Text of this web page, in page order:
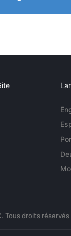
Tous droits réservés